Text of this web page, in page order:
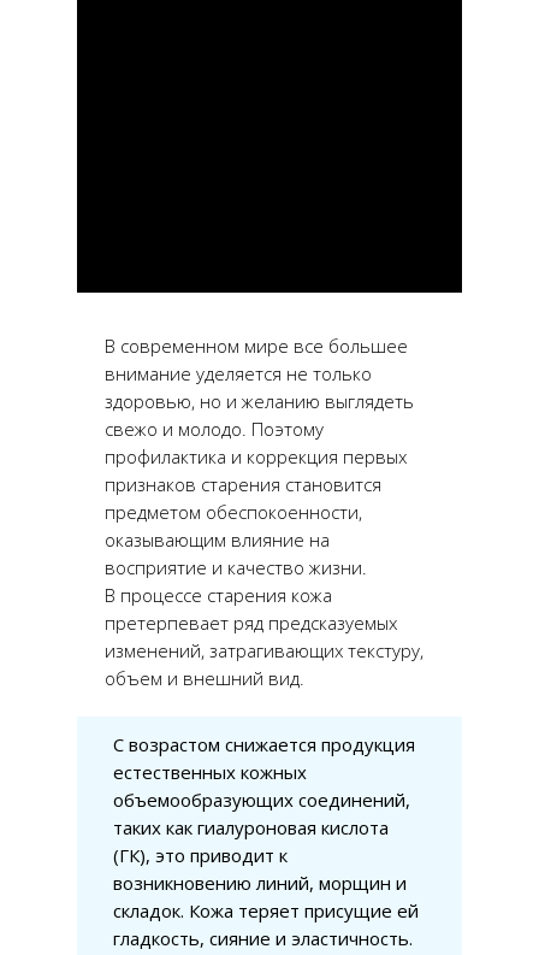
В современном мире все большее
внимание уделяется не только
здоровью, но и желанию выглядеть
свежо и молодо. Поэтому
профилактика и коррекция первых
признаков старения становится
предметом обеспокоенности,
оказывающим влияние на
восприятие и качество жизни.
В процессе старения кожа
претерпевает ряд предсказуемых
изменений, затрагивающих текстуру,
объем и внешний вид.
С возрастом снижается продукция
естественных кожных
объемообразующих соединений,
таких как гиалуроновая кислота
(ГК), это приводит к
возникновению линий, морщин и
складок. Кожа теряет присущие ей
гладкость, сияние и эластичность.